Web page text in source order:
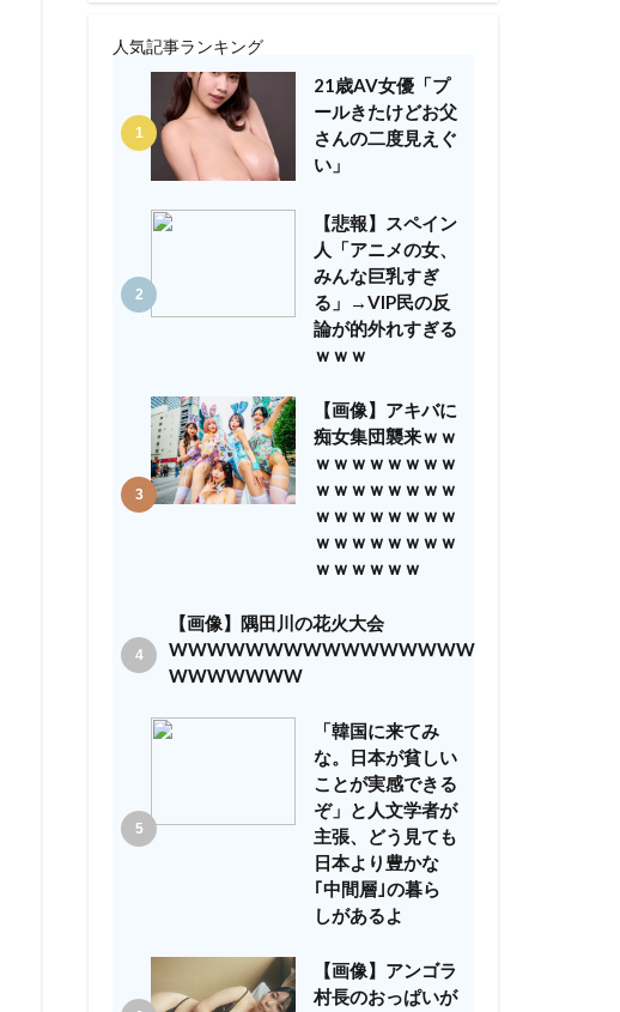
人気記事ランキング
21歳AV女優「プ
ールきたけどお父
さんの二度見えぐ
い」
【悲報】スペイン
人「アニメの女、
みんな巨乳すぎ
る」→VIP民の反
論が的外れすぎる
ｗｗｗ
【画像】アキバに
痴女集団襲来ｗｗ
ｗｗｗｗｗｗｗｗ
ｗｗｗｗｗｗｗｗ
ｗｗｗｗｗｗｗｗ
ｗｗｗｗｗｗｗｗ
ｗｗｗｗｗｗ
【画像】隅田川の花火大会
WWWWWWWWWWWWWWWW
WWWWWWW
「韓国に来てみ
な。日本が貧しい
ことが実感できる
ぞ」と人文学者が
主張、どう見ても
日本より豊かな
｢中間層｣の暮ら
しがあるよ
【画像】アンゴラ
村長のおっぱいが